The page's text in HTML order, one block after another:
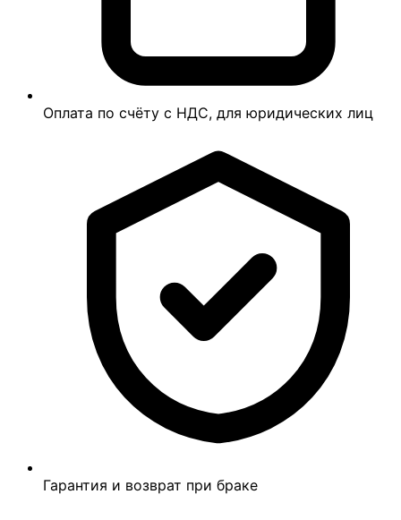
Оплата по счёту с НДС, для юридических лиц
Гарантия и возврат при браке